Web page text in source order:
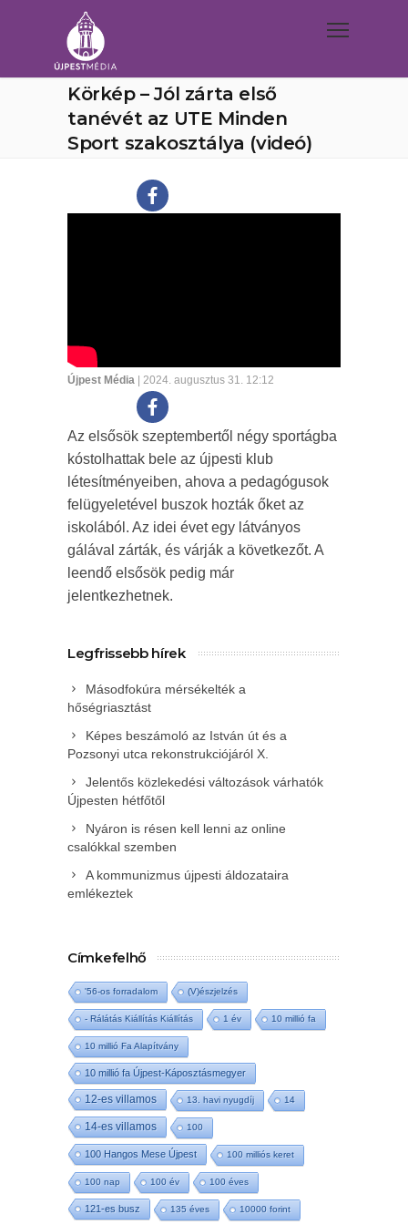
Körkép – Jól zárta első
tanévét az UTE Minden
Sport szakosztálya (videó)
Újpest Média | 2024. augusztus 31. 12:12
Az elsősök szeptembertől négy sportágba
kóstolhattak bele az újpesti klub
létesítményeiben, ahova a pedagógusok
felügyeletével buszok hozták őket az
iskolából. Az idei évet egy látványos
gálával zárták, és várják a következőt. A
leendő elsősök pedig már
jelentkezhetnek.
Legfrissebb hírek
Másodfokúra mérsékelték a
hőségriasztást
Képes beszámoló az István út és a
Pozsonyi utca rekonstrukciójáról X.
Jelentős közlekedési változások várhatók
Újpesten hétfőtől
Nyáron is résen kell lenni az online
csalókkal szemben
A kommunizmus újpesti áldozataira
emlékeztek
Címkefelhő
'56-os forradalom (V)észjelzés
- Rálátás Kiállítás Kiállítás 1 év 10 millió fa
10 millió Fa Alapítvány
10 millió fa Újpest-Káposztásmegyer
12-es villamos 13. havi nyugdíj 14
14-es villamos 100
100 Hangos Mese Újpest 100 milliós keret
100 nap 100 év 100 éves
121-es busz 135 éves 10000 forint